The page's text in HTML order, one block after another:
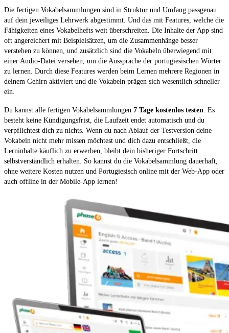
Die fertigen Vokabelsammlungen sind in Struktur und Umfang passgenau
auf dein jeweiliges Lehrwerk abgestimmt. Und das mit Features, welche die
Fähigkeiten eines Vokabelhefts weit überschreiten. Die Inhalte der App sind
oft angereichert mit Beispielsätzen, um die Zusammenhänge besser
verstehen zu können, und zusätzlich sind die Vokabeln überwiegend mit
einer Audio-Datei versehen, um die Aussprache der portugiesischen Wörter
zu lernen. Durch diese Features werden beim Lernen mehrere Regionen in
deinem Gehirn aktiviert und die Vokabeln prägen sich wesentlich schneller
ein.
Du kannst alle fertigen Vokabelsammlungen 7 Tage kostenlos testen . Es
besteht keine Kündigungsfrist, die Laufzeit endet automatisch und du
verpflichtest dich zu nichts. Wenn du nach Ablauf der Testversion deine
Vokabeln nicht mehr missen möchtest und dich dazu entschließt, die
Lerninhalte käuflich zu erwerben, bleibt dein bisheriger Fortschritt
selbstverständlich erhalten. So kannst du die Vokabelsammlung dauerhaft,
ohne weitere Kosten nutzen und Portugiesisch online mit der Web-App oder
auch offline in der Mobile-App lernen!